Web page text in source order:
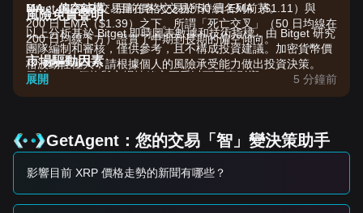
MA： 偏空結構。目前價格交易於 50 日 EMA（$1.11）與
200 日 EMA（$1.39）之下。所謂「死亡交叉」（50 日均線在
200 日均線下方）證實了中期到長期的偏空傾向。
市場驅動因素
目前 XRP 價格與市場情緒主要受以下因素影響：
接近 $1.00 的位置下出可觀的買單，形成具備心理與技術意義
的支撐地板。
•監管情緒：雖然近期法律更新帶來了一定程度的明確性，但
險偏好。
Bitget 的 XRP 交易量在各大交易所持續名列前茅。
風險免責聲明
以上分析基於 Bitget 即時圖表數據和技術指標，由 Bitget 研究
團隊編制和審核，僅供參考，且不構成投資建議。加密貨幣價
格波動性極大，請根據個人的風險承受能力做出投資決策。
展開
5 分鐘前
GetAgent：您的交易「智」變決策助手
影響目前 XRP 價格走勢的新聞有哪些？